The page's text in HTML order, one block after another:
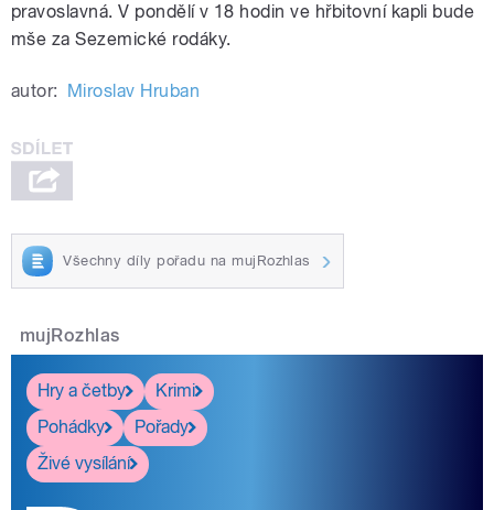
pravoslavná. V pondělí v 18 hodin ve hřbitovní kapli bude
mše za Sezemické rodáky.
autor: Miroslav Hruban
Všechny díly pořadu na mujRozhlas
mujRozhlas
Hry a četby
Krimi
Pohádky
Pořady
Živé vysílání